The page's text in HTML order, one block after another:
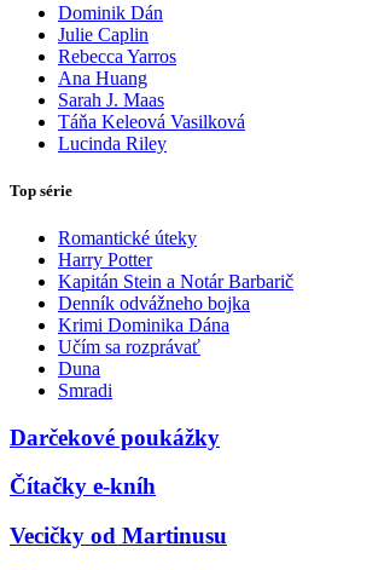
Dominik Dán
Julie Caplin
Rebecca Yarros
Ana Huang
Sarah J. Maas
Táňa Keleová Vasilková
Lucinda Riley
Top série
Romantické úteky
Harry Potter
Kapitán Stein a Notár Barbarič
Denník odvážneho bojka
Krimi Dominika Dána
Učím sa rozprávať
Duna
Smradi
Darčekové poukážky
Čítačky e-kníh
Vecičky od Martinusu